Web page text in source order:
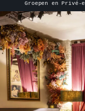
Groepen en Privé-